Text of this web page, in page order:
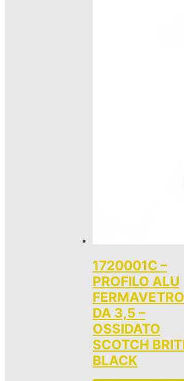
1720001C –
PROFILO ALU
FERMAVETRO
DA 3,5 –
OSSIDATO
SCOTCH
BLACK